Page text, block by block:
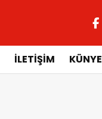
İLETİŞİM KÜNYE